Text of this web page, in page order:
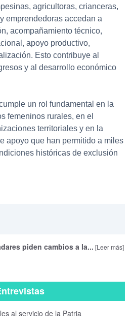
agricultoras, crianceras,
emprendedoras accedan a
acompañamiento técnico,
apoyo productivo,
Esto contribuye al
y al desarrollo económico
un rol fundamental en la
femeninos rurales, en el
territoriales y en la
apoyo que han permitido a miles
históricas de exclusión
piden cambios a la... [Leer más]
al servicio de la Patria